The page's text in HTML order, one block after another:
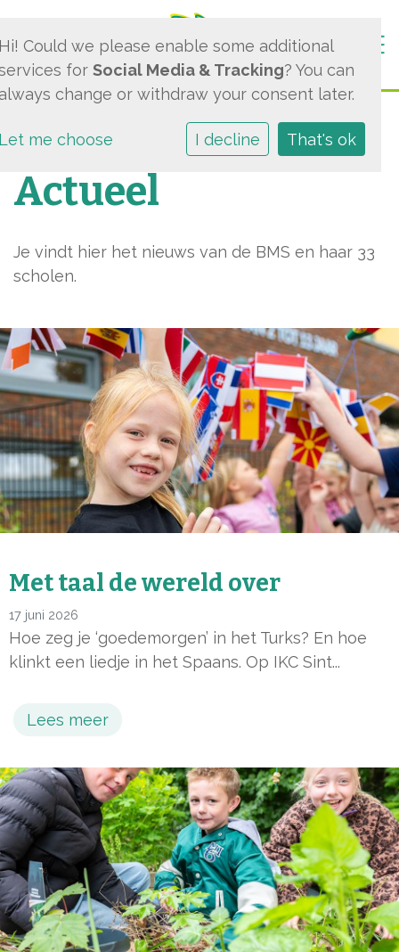
Actueel
Je vindt hier het nieuws van de BMS en haar 33
scholen.
Met taal de wereld over
17 juni 2026
Hoe zeg je ‘goedemorgen’ in het Turks? En hoe
klinkt een liedje in het Spaans. Op IKC Sint...
Lees meer
Could we please enable some additional
for Social Media & Tracking? You can
change or withdraw your consent later.
me choose I decline That's ok